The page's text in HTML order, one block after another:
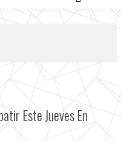
Este Jueves En